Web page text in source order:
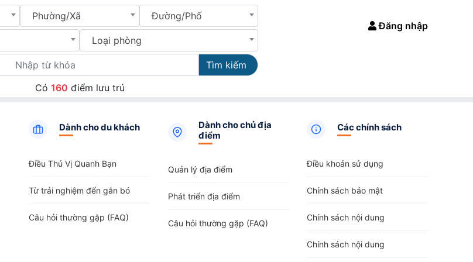
Phường/Xã Đường/Phố
Loại phòng
Tìm kiếm
Đăng nhập
Có 160 điểm lưu trú
Dành cho du khách
Điều Thú Vị Quanh Bạn
Từ trải nghiệm đến gắn bó
Câu hỏi thường gặp (FAQ)
Dành cho chủ địa
điểm
Quản lý địa điểm
Phát triển địa điểm
Câu hỏi thường gặp (FAQ)
Các chính sách
Điều khoản sử dụng
Chính sách bảo mật
Chính sách nội dung
Chính sách nội dung